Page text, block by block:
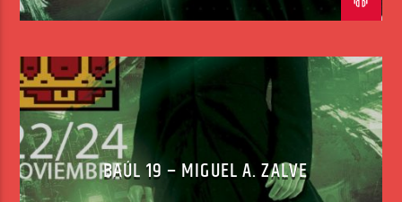
BAÚL 19 – MIGUEL A. ZALVE